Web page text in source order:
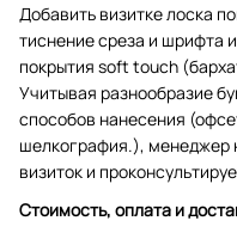
Добавить визитке лоска
тиснение среза и шрифта
покрытия soft touch
Учитывая разнообразие
способов нанесения
шелкография.), менеджер
визиток и
Стоимость, оплата и